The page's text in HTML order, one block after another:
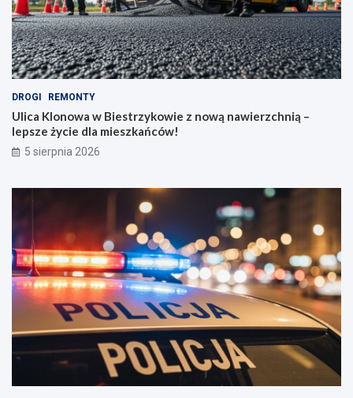
DROGI REMONTY
Ulica Klonowa w Biestrzykowie z nową nawierzchnią –
lepsze życie dla mieszkańców!
5 sierpnia 2026